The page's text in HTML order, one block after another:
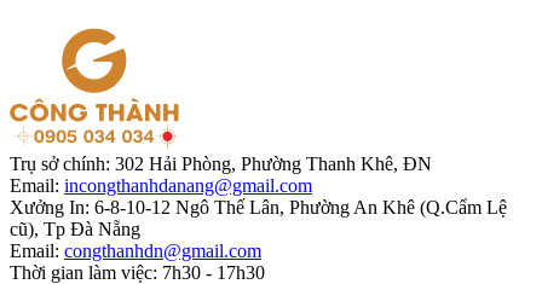
Trụ sở chính: 302 Hải Phòng, Phường Thanh Khê, ĐN
Email: incongthanhdanang@gmail.com
Xưởng In: 6-8-10-12 Ngô Thế Lân, Phường An Khê (Q.Cẩm Lệ
cũ), Tp Đà Nẵng
Email: congthanhdn@gmail.com
Thời gian làm việc: 7h30 - 17h30